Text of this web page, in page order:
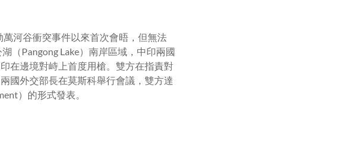
萬河谷衝突事件以來首次會晤，但無法
（Pangong Lake）南岸區域，中印兩國
在邊境對峙上首度用槍。雙方在指責對
國外交部長在莫斯科舉行會議，雙方達
）的形式發表。